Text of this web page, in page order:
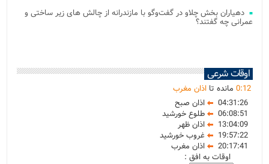
دهیاران بخش چلاو در گفت‌وگو با مازندرانه از چالش های زیر ساختی و
عمرانی چه گفتند؟
اوقات شرعی
0:12 مانده تا اذان مغرب
04:31:26
اذان صبح
06:08:51
طلوع خورشید
13:04:09
اذان ظهر
19:57:22
غروب خورشید
20:17:41
اذان مغرب
اوقات به افق :